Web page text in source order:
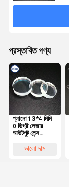
প্রস্তাবিত পণ্য
প্লানো 13*4 মিমি
0 ডিগ্রী লেজার
আউটপুট লেন্স
58% অপটিক্যাল
ভালো দাম